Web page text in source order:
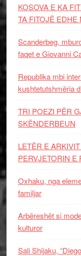
KOSOVA E KA
TA FITOJË EDHE
Scanderbeg,
faqet e Giovanni
Republika mbi
kushtetutshmëria
TRI POEZI PËR
SKËNDERBEUN
LETËR E
PERVJETORIN E
Oxhaku, nga
familjar
Arbëreshët si
kulturor
Sali Shijaku,